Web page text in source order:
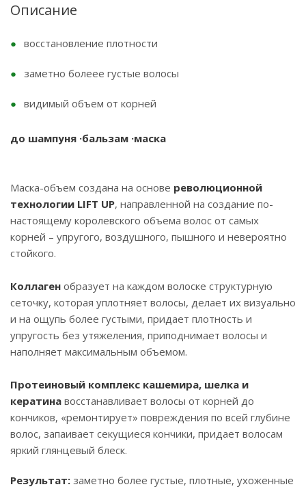
Описание
восстановление плотности
заметно болеее густые волосы
видимый объем от корней
до шампуня ·бальзам ·маска
Маска-объем создана на основе революционной
технологии LIFT UP, направленной на создание по-
настоящему королевского объема волос от самых
корней – упругого, воздушного, пышного и невероятно
стойкого.
Коллаген образует на каждом волоске структурную
сеточку, которая уплотняет волосы, делает их визуально
и на ощупь более густыми, придает плотность и
упругость без утяжеления, приподнимает волосы и
наполняет максимальным объемом.
Протеиновый комплекс кашемира, шелка и
кератина восстанавливает волосы от корней до
кончиков, «ремонтирует» повреждения по всей глубине
волос, запаивает секущиеся кончики, придает волосам
яркий глянцевый блеск.
Результат: заметно более густые, плотные, ухоженные